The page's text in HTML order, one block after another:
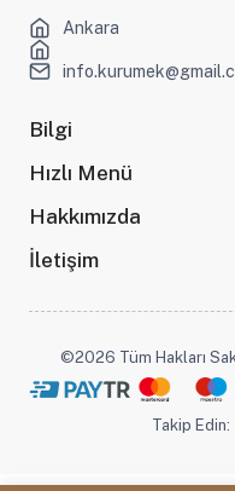
Ankara
Bilgi
Hızlı Menü
Hakkımızda
İletişim
©2026 Tüm Hakları
Takip Edin: